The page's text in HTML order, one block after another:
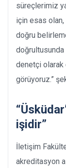
süreçlerimiz
için esas olan,
doğru
denetçi olarak
görüyoruz.”
işidir”
İletişim
akreditasyon